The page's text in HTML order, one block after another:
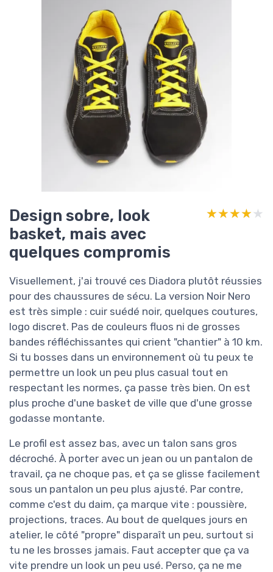
Design sobre, look
basket, mais avec
quelques compromis
★★★★★
★★★★★
Visuellement, j'ai trouvé ces Diadora plutôt réussies
pour des chaussures de sécu. La version Noir Nero
est très simple : cuir suédé noir, quelques coutures,
logo discret. Pas de couleurs fluos ni de grosses
bandes réfléchissantes qui crient "chantier" à 10 km.
Si tu bosses dans un environnement où tu peux te
permettre un look un peu plus casual tout en
respectant les normes, ça passe très bien. On est
plus proche d'une basket de ville que d'une grosse
godasse montante.
Le profil est assez bas, avec un talon sans gros
décroché. À porter avec un jean ou un pantalon de
travail, ça ne choque pas, et ça se glisse facilement
sous un pantalon un peu plus ajusté. Par contre,
comme c'est du daim, ça marque vite : poussière,
projections, traces. Au bout de quelques jours en
atelier, le côté "propre" disparaît un peu, surtout si
tu ne les brosses jamais. Faut accepter que ça va
vite prendre un look un peu usé. Perso, ça ne me